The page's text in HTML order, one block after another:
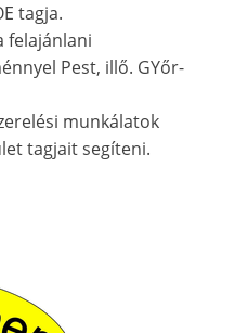
tagja.
felajánlani
Pest, illő. GYőr-
munkálatok
tagjait segíteni.